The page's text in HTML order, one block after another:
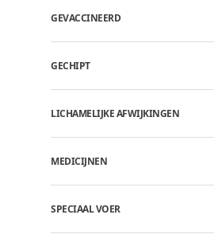
GEVACCINEERD
GECHIPT
LICHAMELIJKE AFWIJKINGEN
MEDICIJNEN
SPECIAAL VOER